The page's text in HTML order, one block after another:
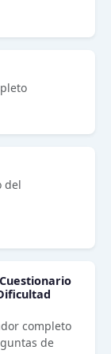
del
completo
de